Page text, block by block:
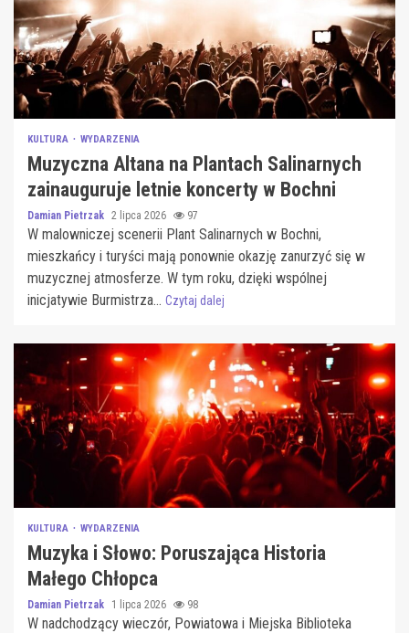
KULTURA WYDARZENIA
Muzyczna Altana na Plantach Salinarnych
zainauguruje letnie koncerty w Bochni
Damian Pietrzak 2 lipca 2026 97
W malowniczej scenerii Plant Salinarnych w Bochni,
mieszkańcy i turyści mają ponownie okazję zanurzyć się w
muzycznej atmosferze. W tym roku, dzięki wspólnej
inicjatywie Burmistrza... Czytaj dalej
KULTURA WYDARZENIA
Muzyka i Słowo: Poruszająca Historia
Małego Chłopca
Damian Pietrzak 1 lipca 2026 98
W nadchodzący wieczór, Powiatowa i Miejska Biblioteka